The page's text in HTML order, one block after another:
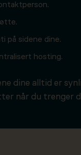
på sidene dine.
hosting.
dine alltid er
når du trenger